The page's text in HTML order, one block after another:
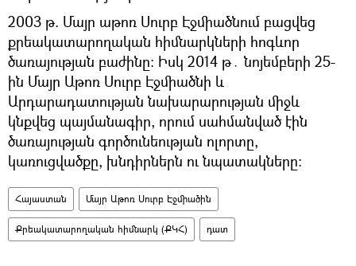
2003 թ. Մայր աթոռ Սուրբ Էջմիածնում բացվեց
քրեակատարողական հիմնարկների հոգևոր
ծառայության բաժինը: Իսկ 2014 թ․ նոյեմբերի 25-
ին Մայր Աթոռ Սուրբ Էջմիածնի և
Արդարադատության նախարարության միջև
կնքվեց պայմանագիր, որում սահմանված էին
ծառայության գործունեության ոլորտը,
կառուցվածքը, խնդիրներն ու նպատակները:
Հայաստան Մայր Աթոռ Սուրբ Էջմիածին
Քրեակատարողական հիմնարկ (ՔԿՀ) դատ